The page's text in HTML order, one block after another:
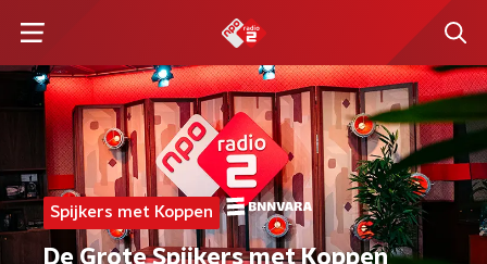
Spijkers met Koppen
De Grote Spijkers met Koppen